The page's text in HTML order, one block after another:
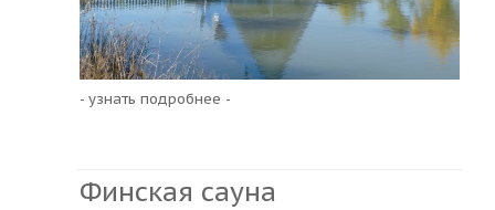
- узнать подробнее -
Финская сауна